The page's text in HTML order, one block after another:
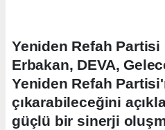
Yeniden Refah Partisi
Erbakan, DEVA,
Yeniden Refah
çıkarabileceğini
güçlü bir sinerji